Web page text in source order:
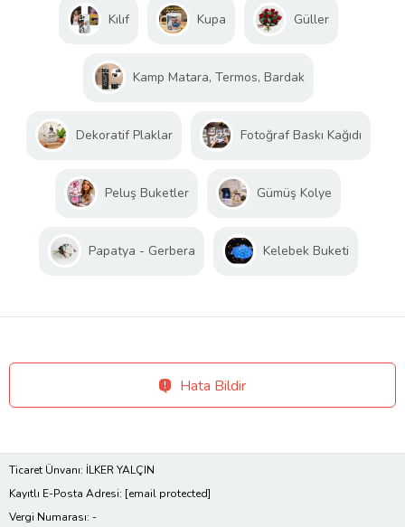
Kılıf Kupa Güller
Kamp Matara, Termos, Bardak
Dekoratif Plaklar Fotoğraf Baskı Kağıdı
Peluş Buketler Gümüş Kolye
Papatya - Gerbera Kelebek Buketi
Hata Bildir
Ticaret Ünvanı: İLKER YALÇIN
Kayıtlı E-Posta Adresi: [email protected]
Vergi Numarası: -